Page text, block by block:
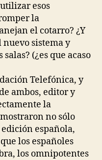
esos
la
el cotarro? ¿Y
sistema y
(¿es que acaso
Telefónica, y
ambos, editor y
la
no sólo
española,
los españoles
los omnipotentes